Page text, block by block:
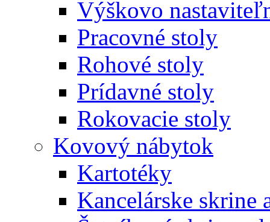
Výškovo
Pracovné stoly
Rohové stoly
Prídavné stoly
Rokovacie stoly
Kovový nábytok
Kartotéky
Kancelárske skrine